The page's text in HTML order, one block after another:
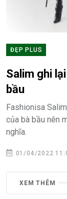
ĐẸP PLUS
Salim ghi
bầu
Fashionisa
của bà bầu nên
nghĩa.
01/04/2022
XEM THÊM